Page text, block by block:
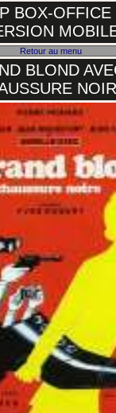
BOX-OFFICE
Retour au menu
BLOND